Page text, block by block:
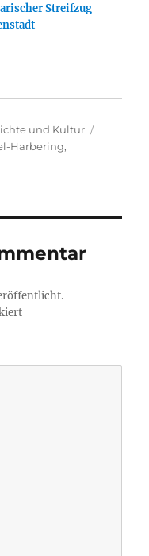
Streifzug
und Kultur
Harbering,